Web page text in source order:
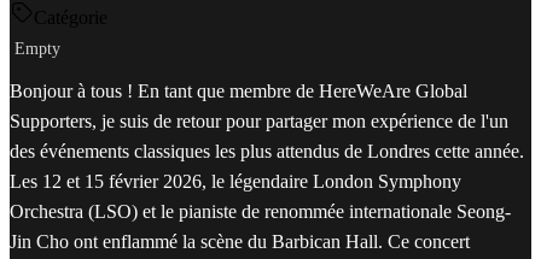
Catégorie
Empty
Bonjour à tous ! En tant que membre de HereWeAre Global
Supporters, je suis de retour pour partager mon expérience de l'un
des événements classiques les plus attendus de Londres cette année.
Les 12 et 15 février 2026, le légendaire London Symphony
Orchestra (LSO) et le pianiste de renommée internationale Seong-
Jin Cho ont enflammé la scène du Barbican Hall. Ce concert